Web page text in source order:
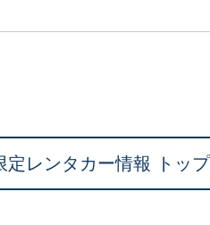
定レンタカー情報 トッ